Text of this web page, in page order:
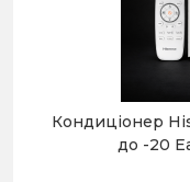
Кондиціонер
до -20